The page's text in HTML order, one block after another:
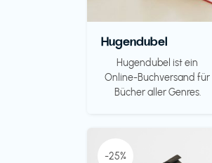
Hugendubel
Hugendubel ist ein
Online-Buchversand für
Bücher aller Genres.
-25%